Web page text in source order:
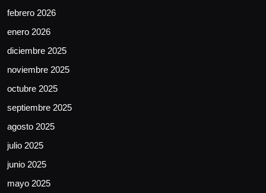
febrero 2026
enero 2026
diciembre 2025
noviembre 2025
octubre 2025
septiembre 2025
agosto 2025
julio 2025
junio 2025
mayo 2025